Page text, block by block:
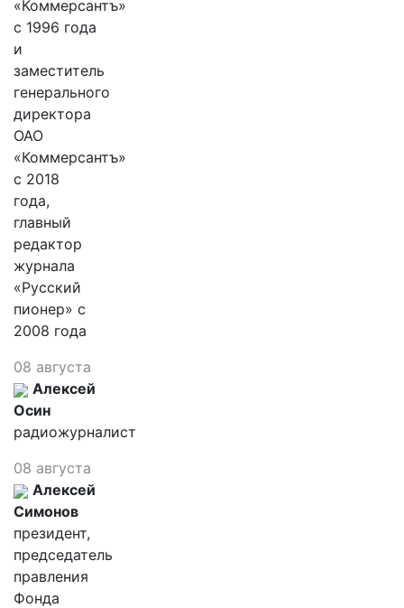
«Коммерсантъ»
с 1996 года
и
заместитель
генерального
директора
ОАО
«Коммерсантъ»
с 2018
года,
главный
редактор
журнала
«Русский
пионер» с
2008 года
08 августа
Алексей
Осин
радиожурналист
08 августа
Алексей
Симонов
президент,
председатель
правления
Фонда